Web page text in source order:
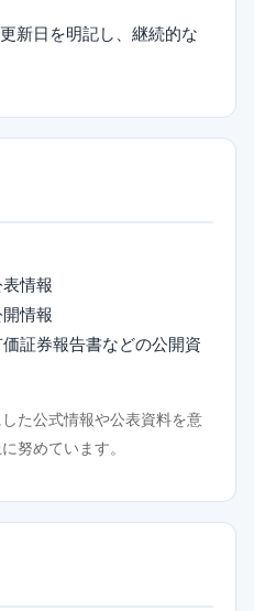
新日を明記し、継続的な
情報
情報
証券報告書などの公開資
た公式情報や公表資料を意
努めています。